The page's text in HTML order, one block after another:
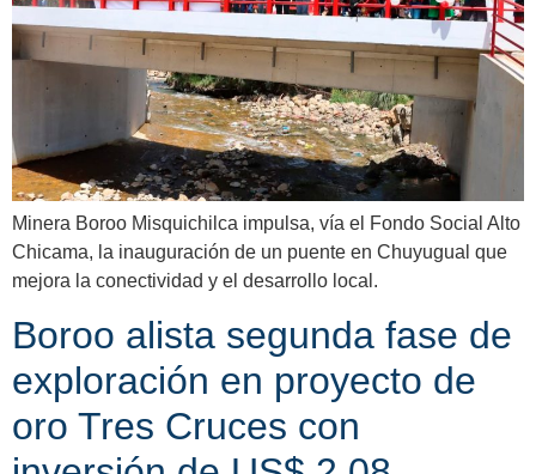
Minera Boroo Misquichilca impulsa, vía el Fondo Social Alto
Chicama, la inauguración de un puente en Chuyugual que
mejora la conectividad y el desarrollo local.
Boroo alista segunda fase de
exploración en proyecto de
oro Tres Cruces con